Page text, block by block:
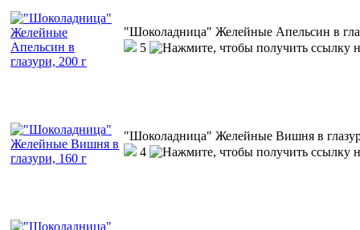
"Шоколадница" Желейные Апельсин в
5
"Шоколадница" Желейные Вишня в
4